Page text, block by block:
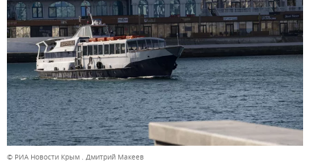
© РИА Новости Крым . Дмитрий Макеев